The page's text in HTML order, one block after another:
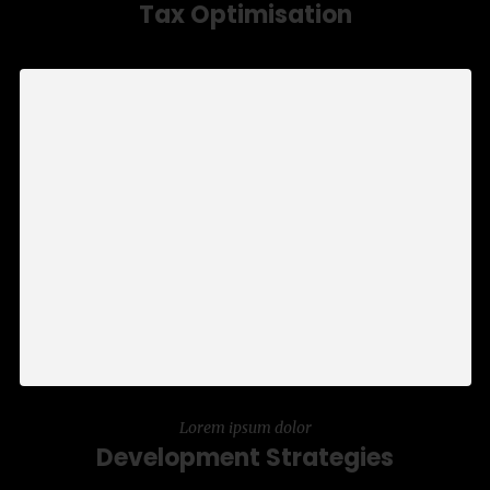
Tax Optimisation
Lorem ipsum dolor
Development Strategies